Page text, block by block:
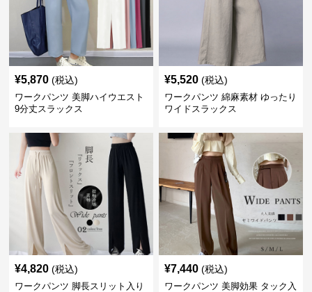
¥5,870 (税込)
ワークパンツ 美脚ハイウエスト
9分丈スラックス
¥5,520 (税込)
ワークパンツ 綿麻素材 ゆったり
ワイドスラックス
¥4,820 (税込)
ワークパンツ 脚長スリット入り
¥7,440 (税込)
ワークパンツ 美脚効果 タック入